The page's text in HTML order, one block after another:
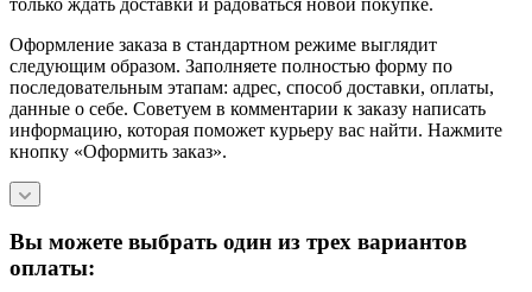
Оформление заказа в стандартном режиме выглядит
следующим образом. Заполняете полностью форму по
последовательным этапам: адрес, способ доставки, оплаты,
данные о себе. Советуем в комментарии к заказу написать
информацию, которая поможет курьеру вас найти. Нажмите
кнопку «Оформить заказ».
Вы можете выбрать один из трех вариантов
оплаты: